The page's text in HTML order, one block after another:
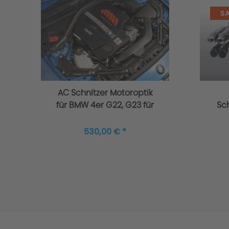
Leistungssteigerung verbaut - wie sieht
vollständigen Garantiebedingungen.
AC Schnitzer Motoroptik
für BMW 4er G22, G23 für
530,00 € *